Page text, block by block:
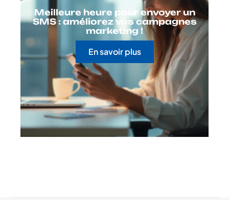
Meilleure heure pour envoyer un
SMS : améliorez vos campagnes
marketing !
En savoir plus